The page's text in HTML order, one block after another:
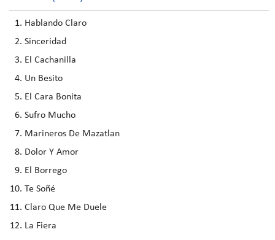
Hablando Claro
Sinceridad
El Cachanilla
Un Besito
El Cara Bonita
Sufro Mucho
Marineros De Mazatlan
Dolor Y Amor
El Borrego
Te Soñé
Claro Que Me Duele
La Fiera